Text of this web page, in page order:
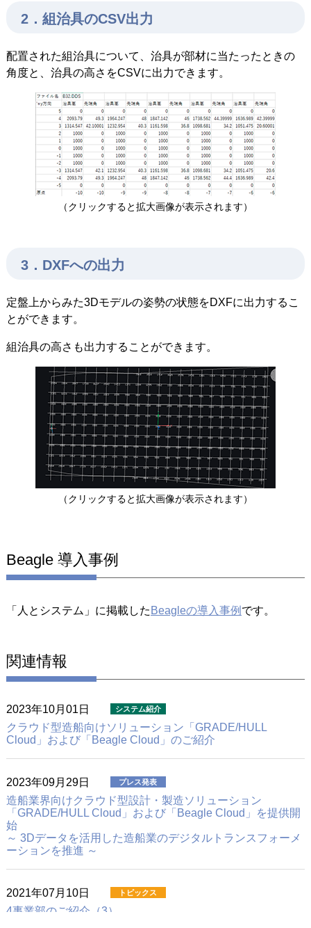
2．組治具のCSV出力
配置された組治具について、治具が部材に当たったときの
角度と、治具の高さをCSVに出力できます。
（クリックすると拡大画像が表示されます）
3．DXFへの出力
定盤上からみた3Dモデルの姿勢の状態をDXFに出力するこ
とができます。
組治具の高さも出力することができます。
（クリックすると拡大画像が表示されます）
Beagle 導入事例
「人とシステム」に掲載した Beagleの導入事例 です。
関連情報
2023年10月01日
クラウド型造船向けソリューション 「GRADE/HULL
Cloud」および「Beagle Cloud」のご紹介
2023年09月29日
造船業界向けクラウド型設計・製造ソリューション
「GRADE/HULL Cloud」および「Beagle Cloud」を提供開
始
～ 3Dデータを活用した造船業のデジタルトランスフォーメ
ーションを推進 ～
2021年07月10日
4事業部のご紹介（3）